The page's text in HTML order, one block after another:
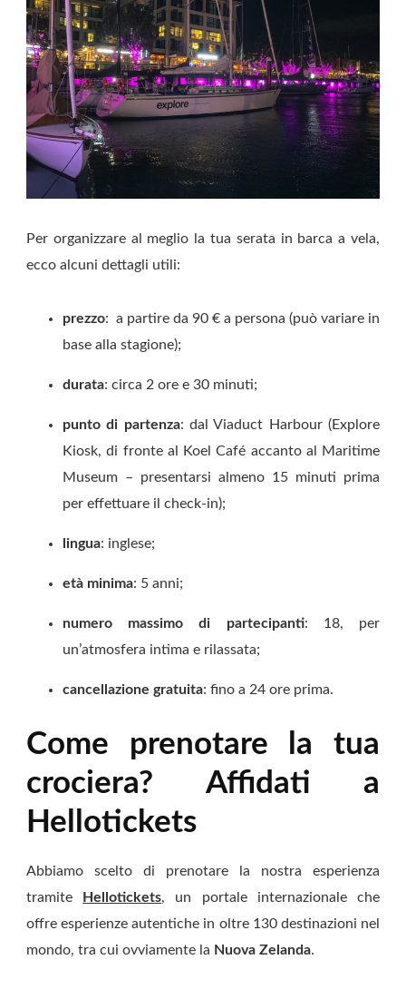
Per organizzare al meglio la tua serata in barca a vela,
ecco alcuni dettagli utili:
prezzo: a partire da 90 € a persona (può variare in
base alla stagione);
durata: circa 2 ore e 30 minuti;
punto di partenza: dal Viaduct Harbour (Explore
Kiosk, di fronte al Koel Café accanto al Maritime
Museum – presentarsi almeno 15 minuti prima
per effettuare il check-in);
lingua: inglese;
età minima: 5 anni;
numero massimo di partecipanti: 18, per
un’atmosfera intima e rilassata;
cancellazione gratuita: fino a 24 ore prima.
Come prenotare la tua
crociera? Affidati a
Hellotickets
Abbiamo scelto di prenotare la nostra esperienza
tramite
Hellotickets, un portale internazionale che
offre esperienze autentiche in oltre 130 destinazioni nel
mondo, tra cui ovviamente la Nuova Zelanda.